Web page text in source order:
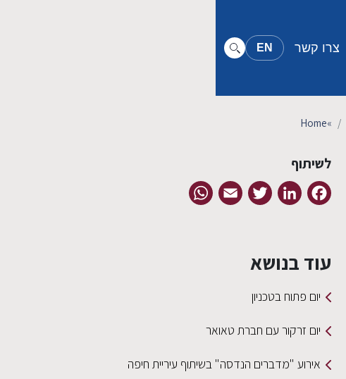
EN צרו קשר
Home»
לשיתוף
Facebook
LinkedIn
Twitter
Email
עוד בנושא
יום פתוח בטכניון
יום זרקור עם חברת טאואר
אירוע "מדברים הנדסה" בשיתוף עיריית חיפה